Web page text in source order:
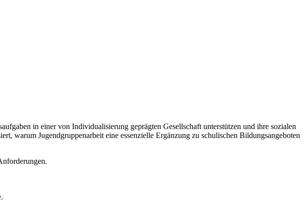
in einer von Individualisierung geprägten Gesellschaft unterstützen und ihre sozialen
warum Jugendgruppenarbeit eine essenzielle Ergänzung zu schulischen Bildungsangeboten